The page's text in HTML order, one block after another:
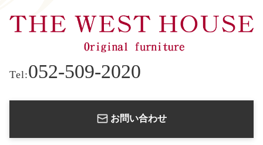
Tel:052-509-2020
お問い合わせ